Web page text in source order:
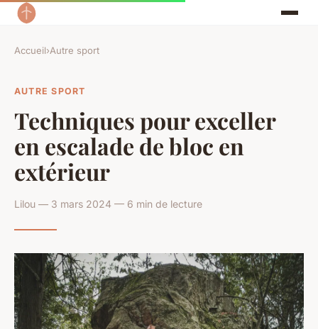
Accueil›Autre sport
AUTRE SPORT
Techniques pour exceller
en escalade de bloc en
extérieur
Lilou — 3 mars 2024 — 6 min de lecture